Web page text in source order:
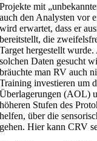
Projekte mit
auch den Analysten vor
wird erwartet, dass er
bereitstellt, die
Target hergestellt
solchen Daten gesucht
bräuchte man RV auch
Training investieren um
Überlagerungen (AOL)
höheren Stufen des
helfen, über die
gehen. Hier kann CRV